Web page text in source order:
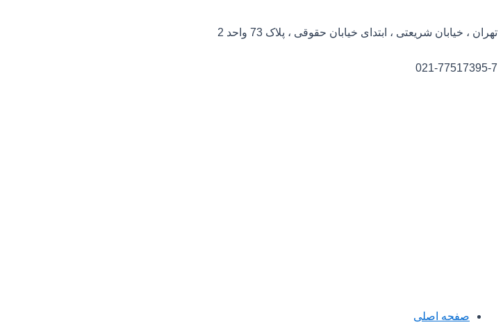
به
تهران ، خیابان شریعتی ، ابتدای خیابان حقوقی ، پلاک 73 واحد 2
021-77517395-7
صفحه اصلی